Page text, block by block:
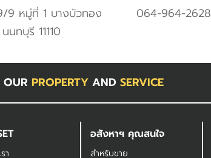
9 หมู่ที่ 1 บางบัวทอง
นนทบุรี 11110
064-964-2628
PROPERTY AND SERVICE
า
อสังหาฯ คุณสนใจ
สำหรับขาย